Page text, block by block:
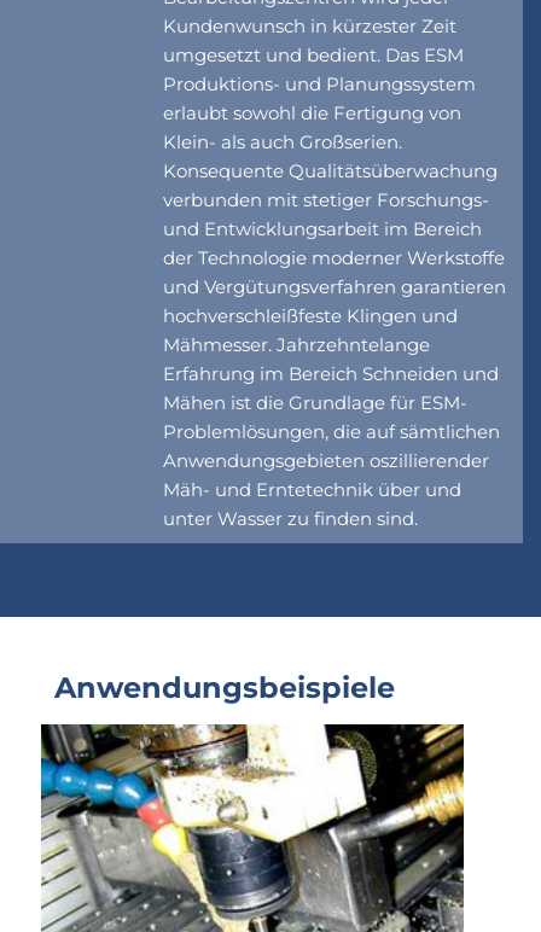
Kundenwunsch in kürzester Zeit
umgesetzt und bedient. Das ESM
Produktions- und Planungssystem
erlaubt sowohl die Fertigung von
Klein- als auch Großserien.
Konsequente Qualitätsüberwachung
verbunden mit stetiger Forschungs-
und Entwicklungsarbeit im Bereich
der Technologie moderner Werkstoffe
und Vergütungsverfahren garantieren
hochverschleißfeste Klingen und
Mähmesser. Jahrzehntelange
Erfahrung im Bereich Schneiden und
Mähen ist die Grundlage für ESM-
Problemlösungen, die auf sämtlichen
Anwendungsgebieten oszillierender
Mäh- und Erntetechnik über und
unter Wasser zu finden sind.
Anwendungsbeispiele
Show larger version for: